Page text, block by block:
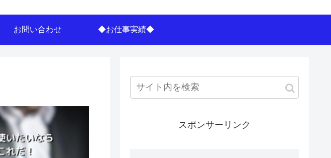
お問い合わせ ◆お仕事実績◆
スポンサーリンク